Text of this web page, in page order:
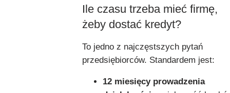
Ile czasu trzeba mieć firmę,
żeby dostać kredyt?
To jedno z najczęstszych pytań
przedsiębiorców. Standardem jest:
12 miesięcy prowadzenia